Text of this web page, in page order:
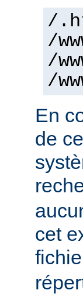
/
/
/
/
En
de
cet